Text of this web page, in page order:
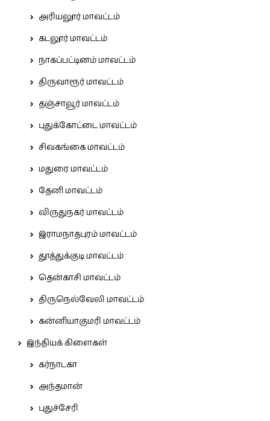
அரியலூர் மாவட்டம்
கடலூர் மாவட்டம்
நாகப்பட்டினம் மாவட்டம்
திருவாரூர் மாவட்டம்
தஞ்சாவூர் மாவட்டம்
புதுக்கோட்டை மாவட்டம்
சிவகங்கை மாவட்டம்
மதுரை மாவட்டம்
தேனி மாவட்டம்
விருதுநகர் மாவட்டம்
இராமநாதபுரம் மாவட்டம்
தூத்துக்குடி மாவட்டம்
தென்காசி மாவட்டம்
திருநெல்வேலி மாவட்டம்
கன்னியாகுமரி மாவட்டம்
இந்தியக் கிளைகள்
கர்நாடகா
அந்தமான்
புதுச்சேரி